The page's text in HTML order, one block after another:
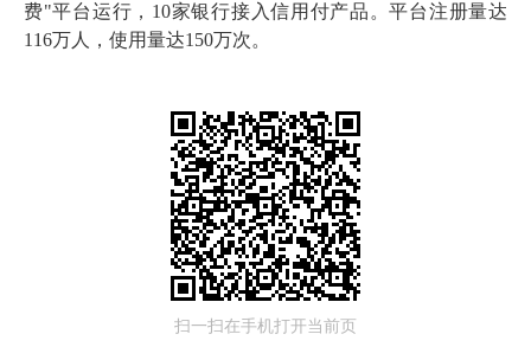
费"平台运行，10家银行接入信用付产品。平台注册量达
116万人，使用量达150万次。
扫一扫在手机打开当前页